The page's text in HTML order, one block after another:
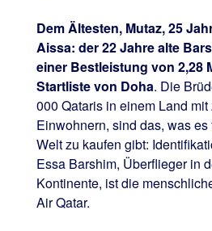
Dem Ältesten, Mutaz, 25
Aissa: der 22 Jahre alte
einer Bestleistung von 2,28
Startliste von Doha. Die
000 Qataris in einem Land
Einwohnern, sind das, was
Welt zu kaufen gibt:
Essa Barshim, Überflieger in
Kontinente, ist die
Air Qatar.